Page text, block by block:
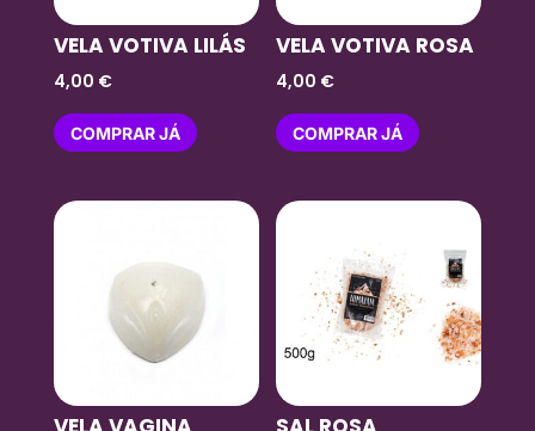
VELA VOTIVA LILÁS
4,00 €
COMPRAR JÁ
VELA VOTIVA ROSA
4,00 €
COMPRAR JÁ